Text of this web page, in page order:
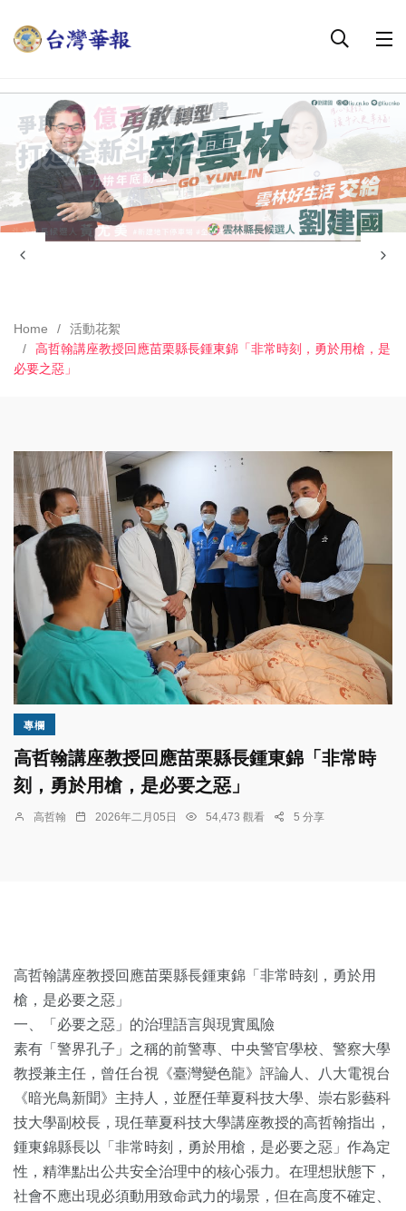
Home
活動花絮
高哲翰講座教授回應苗栗縣長鍾東錦「非常時刻，勇於用槍，是
必要之惡」
專欄
高哲翰講座教授回應苗栗縣長鍾東錦「非常時
刻，勇於用槍，是必要之惡」
高哲翰 2026年二月05日 54,473 觀看 5 分享
高哲翰講座教授回應苗栗縣長鍾東錦「非常時刻，勇於用
槍，是必要之惡」
一、「必要之惡」的治理語言與現實風險
素有「警界孔子」之稱的前警專、中央警官學校、警察大學
教授兼主任，曾任台視《臺灣變色龍》評論人、八大電視台
《暗光鳥新聞》主持人，並歷任華夏科技大學、崇右影藝科
技大學副校長，現任華夏科技大學講座教授的高哲翰指出，
鍾東錦縣長以「非常時刻，勇於用槍，是必要之惡」作為定
性，精準點出公共安全治理中的核心張力。在理想狀態下，
社會不應出現必須動用致命武力的場景，但在高度不確定、